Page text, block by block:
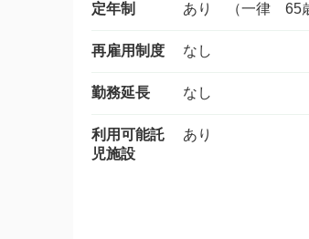
定年制 あり （一律 65
再雇用制度 なし
勤務延長 なし
利用可能託
児施設
あり